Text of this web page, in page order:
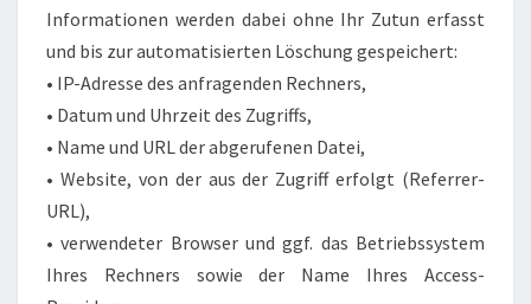
Informationen werden dabei ohne Ihr Zutun erfasst
und bis zur automatisierten Löschung gespeichert:
• IP-Adresse des anfragenden Rechners,
• Datum und Uhrzeit des Zugriffs,
• Name und URL der abgerufenen Datei,
• Website, von der aus der Zugriff erfolgt (Referrer-
URL),
• verwendeter Browser und ggf. das Betriebssystem
Ihres Rechners sowie der Name Ihres Access-